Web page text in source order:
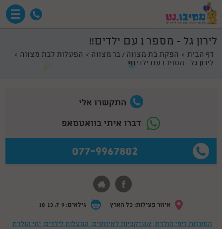
לירון גל - מספר 1 עם ילדים!!
דף הבית הפקת בת מצווה / בר מצווה
הפעלות לבת מצווה
לירון גל - מספר 1 עם ילדים!!
התקשרו אלי
דברו איתי בוואטסאפ
077-9967802
איזור פעילות: כל הארץ גילאים: 7-9, 10-13
הפעלות לימי הולדת, אטרקציות לאירועים, הפעלות לילדים, ימי הולדת